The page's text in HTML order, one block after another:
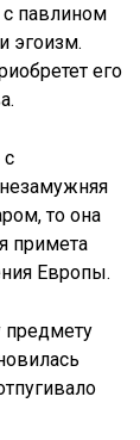
с павлином
эгоизм.
его
с
то она
примета
Европы.
предмету